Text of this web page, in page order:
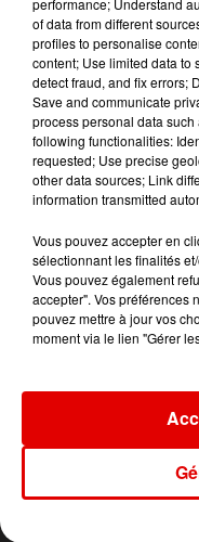
RIVIERA
She Doesn't Mind
of data from different
profiles to personalise
content; Use limited data to
detect fraud, and fix errors;
Save and communicate
process personal data
following functionalities:
requested; Use precise
other data sources; Link
information transmitted
Vous pouvez accepter en
sélectionnant les finalités
Vous pouvez également
accepter". Vos préférences
pouvez mettre à jour vos
moment via le lien "Gérer